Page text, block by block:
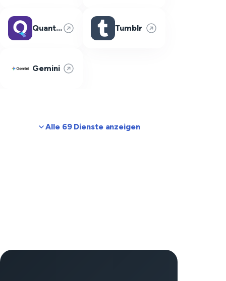
Quantum Fiber Tumblr
Gemini
Alle 69 Dienste anzeigen